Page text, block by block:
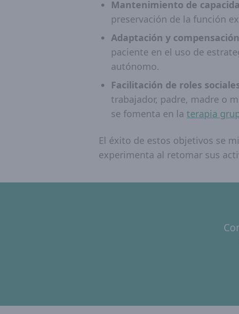
Mantenimiento de
preservación de la función
Adaptación y
paciente en el uso de
autónomo.
Facilitación de roles
trabajador, padre, madre o
se fomenta en la terapia
El éxito de estos objetivos se
experimenta al retomar sus